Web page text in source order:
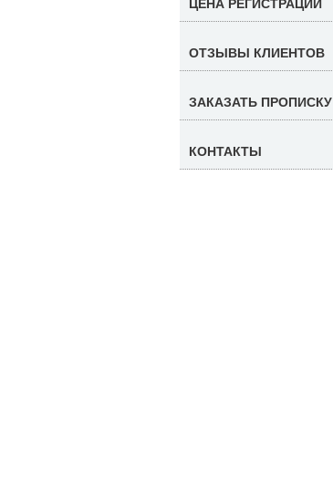
ЦЕНА РЕГИСТРАЦИИ
ОТЗЫВЫ КЛИЕНТОВ
ЗАКАЗАТЬ ПРОПИСКУ
КОНТАКТЫ